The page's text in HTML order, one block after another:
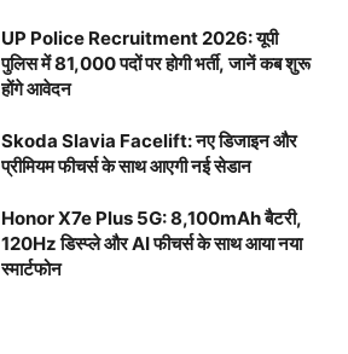
UP Police Recruitment 2026: यूपी
पुलिस में 81,000 पदों पर होगी भर्ती, जानें कब शुरू
होंगे आवेदन
Skoda Slavia Facelift: नए डिजाइन और
प्रीमियम फीचर्स के साथ आएगी नई सेडान
Honor X7e Plus 5G: 8,100mAh बैटरी,
120Hz डिस्प्ले और AI फीचर्स के साथ आया नया
स्मार्टफोन